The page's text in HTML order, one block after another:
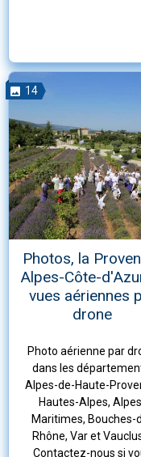
14
Photos, la
Alpes-Côte-
vues aériennes
drone
Photo aérienne par
dans les
Alpes-de-Haute-
Hautes-Alpes,
Maritimes, Bouches-
Rhône, Var et
Contactez-nous si